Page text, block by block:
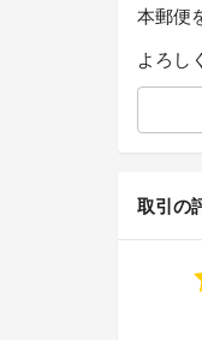
本郵便
よろし
取引の